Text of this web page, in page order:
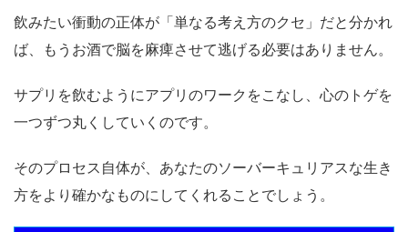
飲みたい衝動の正体が「単なる考え方のクセ」だと分かれ
ば、もうお酒で脳を麻痺させて逃げる必要はありません。
サプリを飲むようにアプリのワークをこなし、心のトゲを
一つずつ丸くしていくのです。
そのプロセス自体が、あなたのソーバーキュリアスな生き
方をより確かなものにしてくれることでしょう。